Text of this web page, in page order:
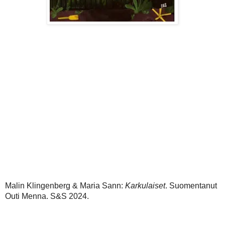
Malin Klingenberg & Maria Sann: Karkulaiset. Suomentanut
Outi Menna. S&S 2024.